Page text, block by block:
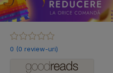
0 (0 review-uri)